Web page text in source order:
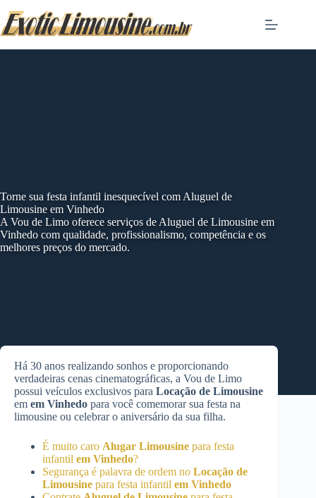
to
content
Torne sua festa infantil inesquecível com Aluguel de
Limousine em Vinhedo
A Vou de Limo oferece serviços de Aluguel de Limousine em
Vinhedo com qualidade, profissionalismo, competência e os
melhores preços do mercado.
Há 30 anos realizando sonhos e proporcionando
verdadeiras cenas cinematográficas, a Vou de Limo
possui veículos exclusivos para Locação de Limousine
em em Vinhedo para você comemorar sua festa na
limousine ou celebrar o aniversário da sua filha.
É muito caro Alugar Limousine para festa
infantil em Vinhedo?
Segurança é palavra de ordem no Locação de
Limousine para festa infantil em Vinhedo